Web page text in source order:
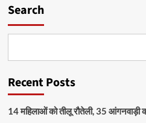
Search
Recent Posts
14 महिलाओं को तीलू रौतेली, 35 आंगनवाड़ी